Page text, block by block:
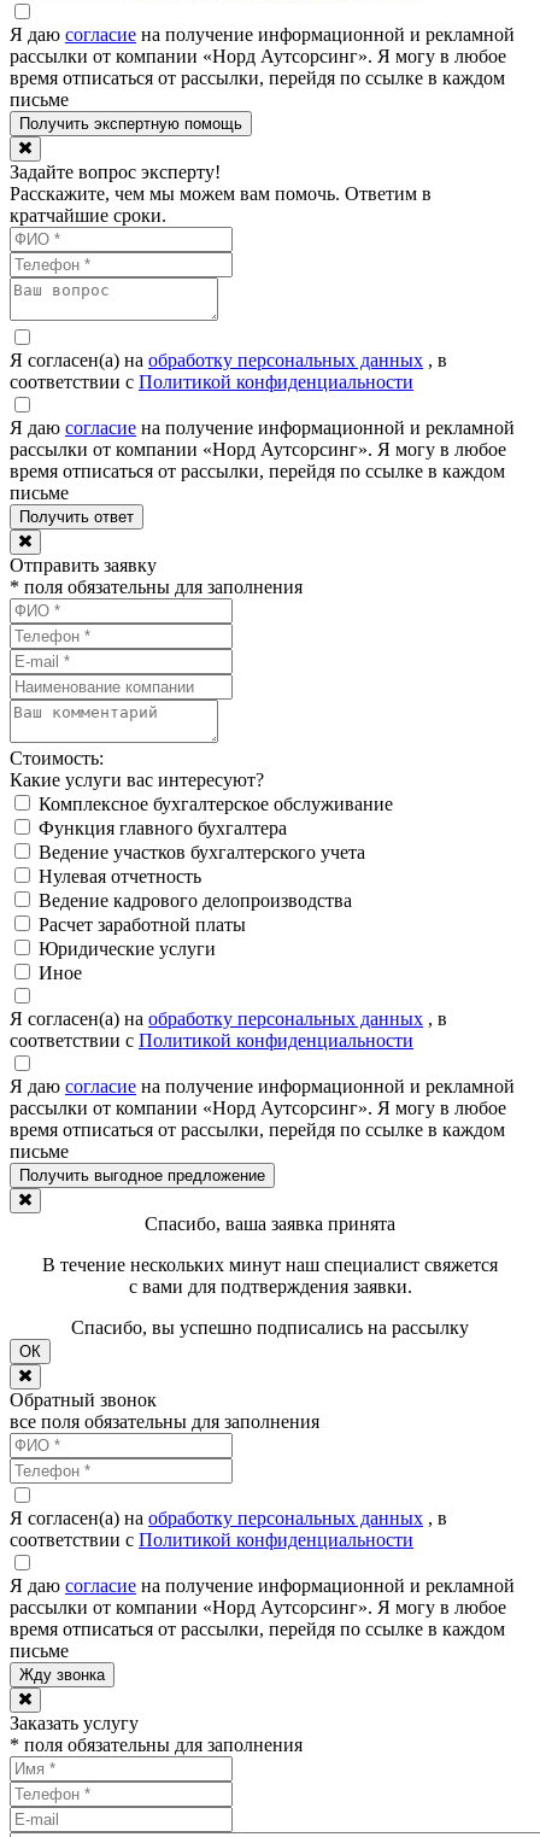
Я даю согласие на получение информационной и рекламной
рассылки от компании «Норд Аутсорсинг». Я могу в любое
время отписаться от рассылки, перейдя по ссылке в каждом
письме
Задайте вопрос эксперту!
Расскажите, чем мы можем вам помочь. Ответим в
кратчайшие сроки.
Я согласен(а) на обработку персональных данных , в
соответствии с Политикой конфиденциальности
Я даю согласие на получение информационной и рекламной
рассылки от компании «Норд Аутсорсинг». Я могу в любое
время отписаться от рассылки, перейдя по ссылке в каждом
письме
Отправить заявку
* поля обязательны для заполнения
Стоимость:
Какие услуги вас интересуют?
Комплексное бухгалтерское обслуживание
Функция главного бухгалтера
Ведение участков бухгалтерского учета
Нулевая отчетность
Ведение кадрового делопроизводства
Расчет заработной платы
Юридические услуги
Иное
Я согласен(а) на обработку персональных данных , в
соответствии с Политикой конфиденциальности
Я даю согласие на получение информационной и рекламной
рассылки от компании «Норд Аутсорсинг». Я могу в любое
время отписаться от рассылки, перейдя по ссылке в каждом
письме
Спасибо, ваша заявка принята
В течение нескольких минут наш специалист свяжется
с вами для подтверждения заявки.
Спасибо, вы успешно подписались на рассылку
ОК
Обратный звонок
все поля обязательны для заполнения
Я согласен(а) на обработку персональных данных , в
соответствии с Политикой конфиденциальности
Я даю согласие на получение информационной и рекламной
рассылки от компании «Норд Аутсорсинг». Я могу в любое
время отписаться от рассылки, перейдя по ссылке в каждом
письме
Заказать услугу
* поля обязательны для заполнения